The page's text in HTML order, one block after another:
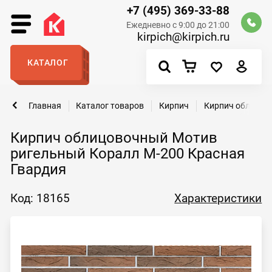
+7 (495) 369-33-88
Ежедневно с 9:00 до 21:00
kirpich@kirpich.ru
КАТАЛОГ
Кирпич облицовочный Мотив
ригельный Коралл М-200 Красная
Гвардия
Главная Каталог товаров Кирпич Кирпич
Код: 18165 Характеристики